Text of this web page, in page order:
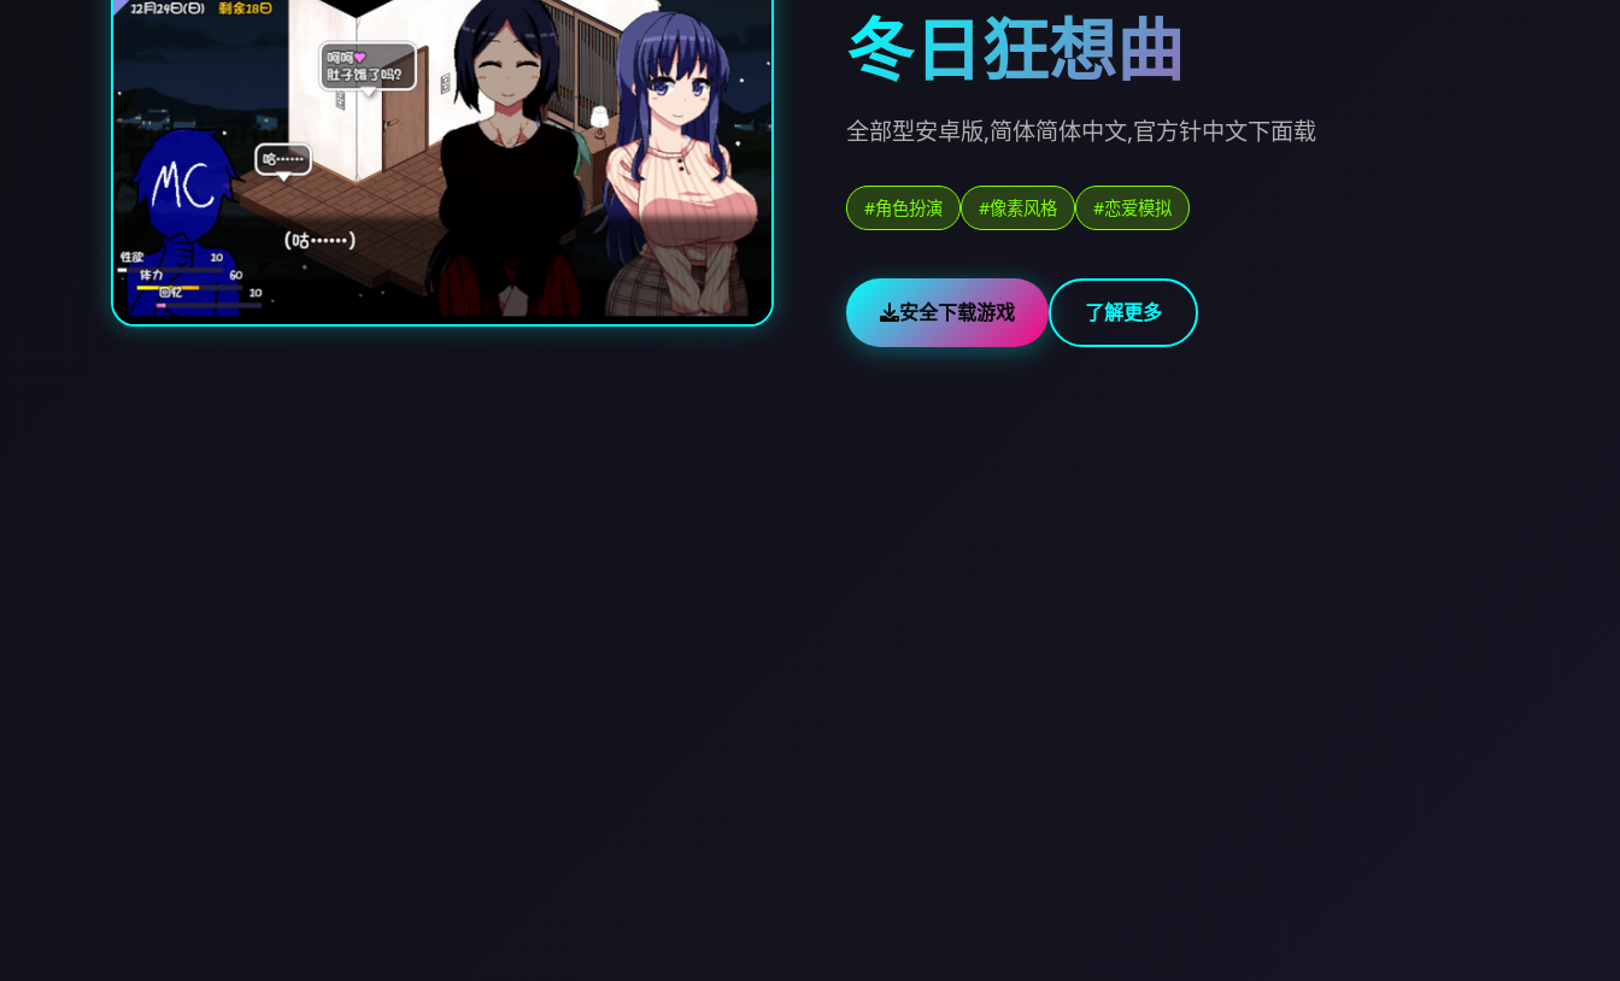
冬日狂想曲
全部型安卓版,简体简体中文,官方针中文下面载
#角色扮演 #像素风格 #恋爱模拟
安全下载游戏 了解更多